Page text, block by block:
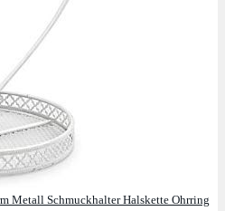
Metall Schmuckhalter Halskette Ohrring